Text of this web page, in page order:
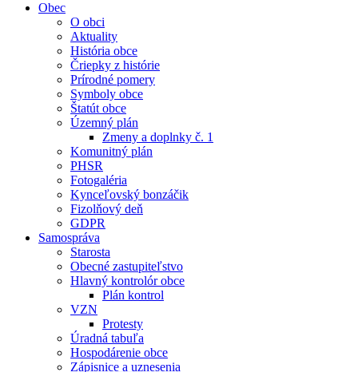
Obec
O obci
Aktuality
História obce
Čriepky z histórie
Prírodné pomery
Symboly obce
Štatút obce
Územný plán
Zmeny a doplnky č. 1
Komunitný plán
PHSR
Fotogaléria
Kynceľovský bonzáčik
Fizolňový deň
GDPR
Samospráva
Starosta
Obecné zastupiteľstvo
Hlavný kontrolór obce
Plán kontrol
VZN
Protesty
Úradná tabuľa
Hospodárenie obce
Zápisnice a uznesenia